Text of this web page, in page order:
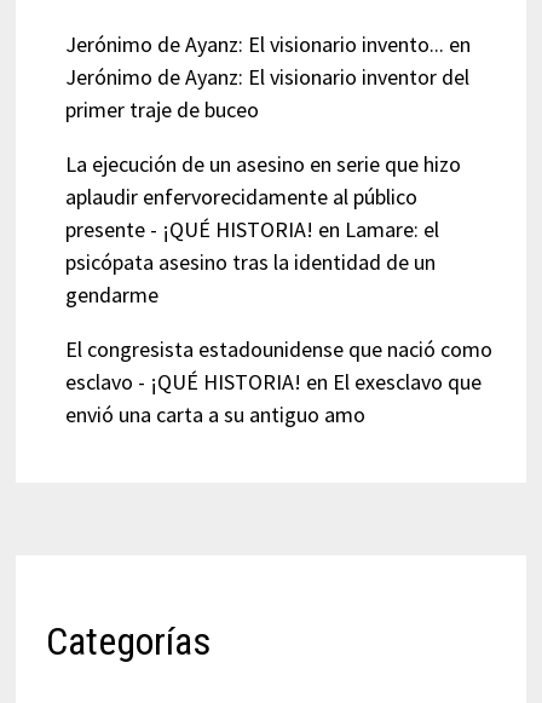
Jerónimo de Ayanz: El visionario invento... en
Jerónimo de Ayanz: El visionario inventor del
primer traje de buceo
La ejecución de un asesino en serie que hizo
aplaudir enfervorecidamente al público
presente - ¡QUÉ HISTORIA! en Lamare: el
psicópata asesino tras la identidad de un
gendarme
El congresista estadounidense que nació como
esclavo - ¡QUÉ HISTORIA! en El exesclavo que
envió una carta a su antiguo amo
Categorías